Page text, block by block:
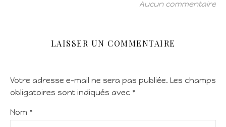
Aucun commentaire
LAISSER UN COMMENTAIRE
Votre adresse e-mail ne sera pas publiée. Les champs
obligatoires sont indiqués avec *
Nom *